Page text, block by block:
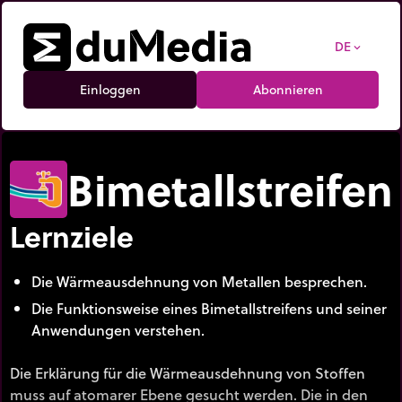
DE expand_more
Einloggen Abonnieren
Bimetallstreifen
Lernziele
Die Wärmeausdehnung von Metallen besprechen.
Die Funktionsweise eines Bimetallstreifens und seiner
Anwendungen verstehen.
Die Erklärung für die Wärmeausdehnung von Stoffen
muss auf atomarer Ebene gesucht werden. Die in den